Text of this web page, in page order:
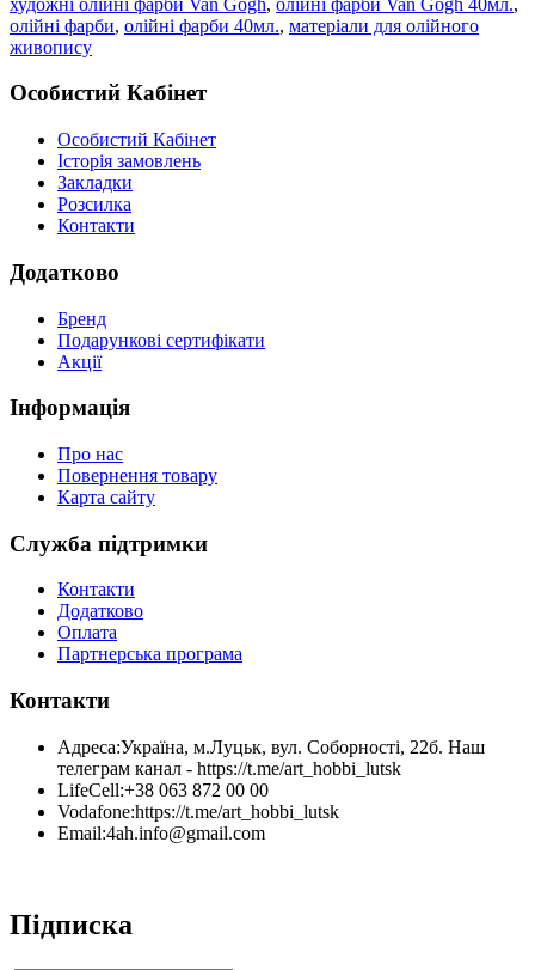
олійні фарби, олійні фарби 40мл., матеріали для олійного
живопису
Особистий Кабінет
Особистий Кабінет
Історія замовлень
Закладки
Розсилка
Контакти
Додатково
Бренд
Подарункові сертифікати
Акції
Інформація
Про нас
Повернення товару
Карта сайту
Служба підтримки
Контакти
Додатково
Оплата
Партнерська програма
Контакти
Адреса:Україна, м.Луцьк, вул. Соборності, 22б. Наш
телеграм канал - https://t.me/art_hobbi_lutsk
LifeCell:+38 063 872 00 00
Vodafone:https://t.me/art_hobbi_lutsk
Email:4ah.info@gmail.com
Підписка